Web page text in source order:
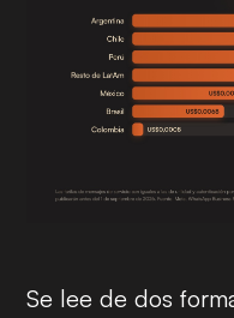
Se lee de dos